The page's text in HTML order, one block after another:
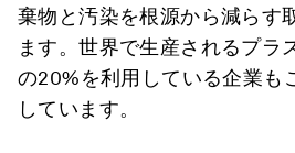
棄物と汚染を根源から減らす
ます。世界で生産されるプラ
の20%を利用している企業も
しています。